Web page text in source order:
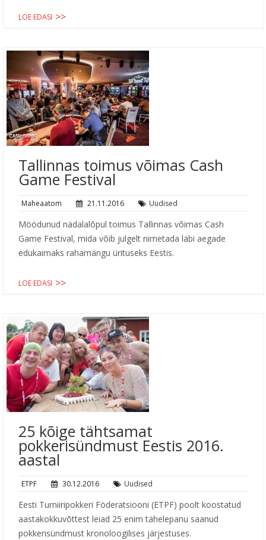
LOE EDASI
Tallinnas toimus võimas Cash
Game Festival
Maheaatom 21.11.2016 Uudised
Möödunud nädalalõpul toimus Tallinnas võimas Cash
Game Festival, mida võib julgelt nimetada läbi aegade
edukaimaks rahamängu ürituseks Eestis.
LOE EDASI
25 kõige tähtsamat
pokkerisündmust Eestis 2016.
aastal
ETPF 30.12.2016 Uudised
Eesti Turniiripokkeri Föderatsiooni (ETPF) poolt koostatud
aastakokkuvõttest leiad 25 enim tähelepanu saanud
pokkerisündmust kronoloogilises järjestuses.